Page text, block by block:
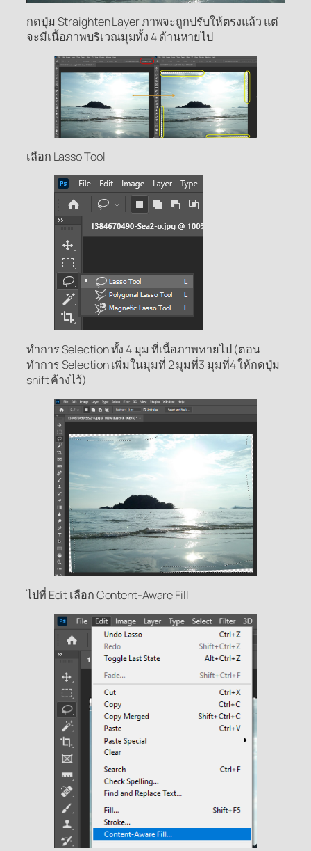
กดปุ่ม Straighten Layer ภาพจะถูกปรับให้ตรงแล้ว แต่
จะมีเนื้อภาพบริเวณมุมทั้ง 4 ด้านหายไป
เลือก Lasso Tool
ทำการ Selection ทั้ง 4 มุม ที่เนื้อภาพหายไป (ตอน
ทำการ Selection เพิ่มในมุมที่ 2 มุมที่3 มุมที่4 ให้กดปุ่ม
shift ค้างไว้)
ไปที่ Edit เลือก Content-Aware Fill